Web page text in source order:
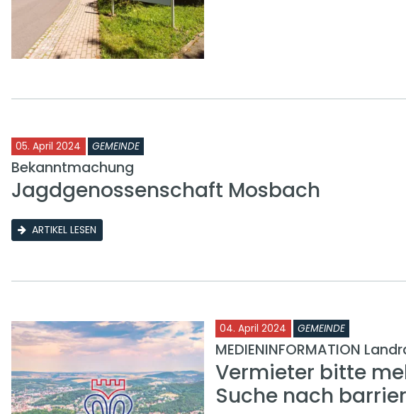
05. April 2024 GEMEINDE
Bekanntmachung
Jagdgenossenschaft Mosbach
ARTIKEL LESEN
04. April 2024 GEMEINDE
MEDIENINFORMATION
Vermieter bitte
Suche nach